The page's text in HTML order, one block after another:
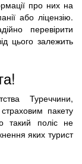
про них на
або ліцензію.
перевірити
цього залежить
Туреччини,
пакету
такий поліс не
яких турист